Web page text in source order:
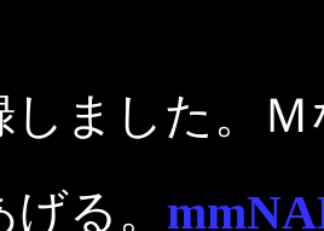
しました。
る。